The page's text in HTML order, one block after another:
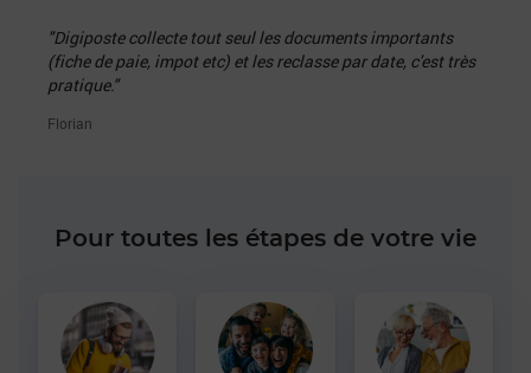
"Digiposte collecte tout seul les documents importants
(fiche de paie, impot etc) et les reclasse par date, c'est très
pratique."
Florian
Pour toutes les étapes de votre vie